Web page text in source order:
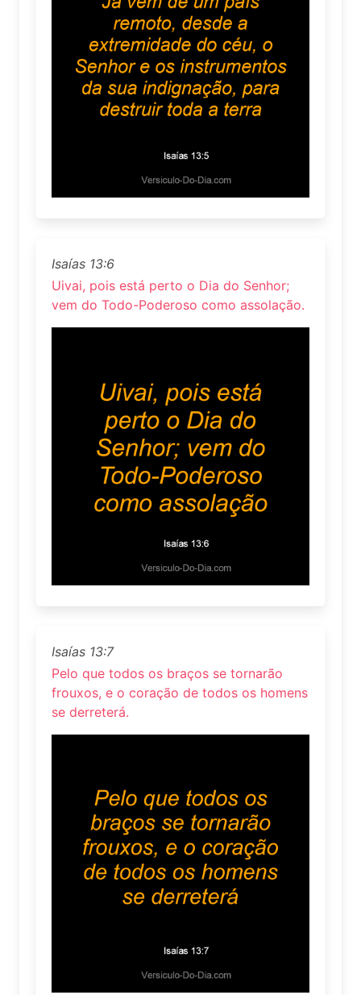
Isaías 13:6
Uivai, pois está perto o Dia do Senhor;
vem do Todo-Poderoso como assolação.
Isaías 13:7
Pelo que todos os braços se tornarão
frouxos, e o coração de todos os homens
se derreterá.